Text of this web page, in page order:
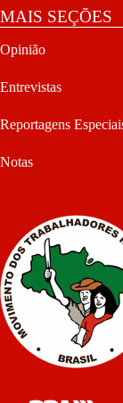
MAIS SEÇÕES
Opinião
Entrevistas
Reportagens
Notas